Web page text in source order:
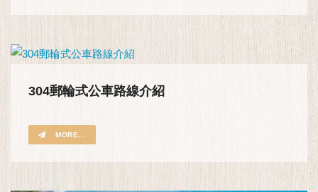
304郵輪式公車路線介紹
MORE...